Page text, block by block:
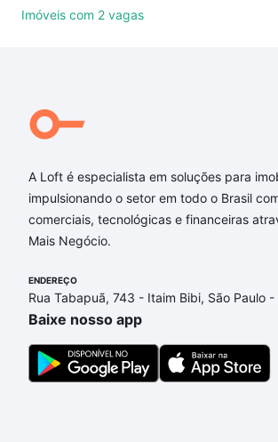
comodidades, como piscina,
Qual o preço de Imóveis com 3
em Vila Barcelona, Sorocaba, SP?
Aqui na Loft temos a oferta ideal
Imóveis com 3 banheiros à venda em
Sorocaba, SP que custam a partir de
nossas opções de financiamento
ainda tem alguma dúvida dos custos
processo de compra, veja em nosso
custa comprar um apartamento
gente para comprar o imóvel dos
segurança e conforto. Loft, com você
Imóveis com 2 vagas
A Loft é especialista em soluções para
impulsionando o setor em todo o Brasil
comerciais, tecnológicas e financeiras
Mais Negócio.
ENDEREÇO
Rua Tabapuã, 743 - Itaim Bibi, São Paulo
Baixe nosso app